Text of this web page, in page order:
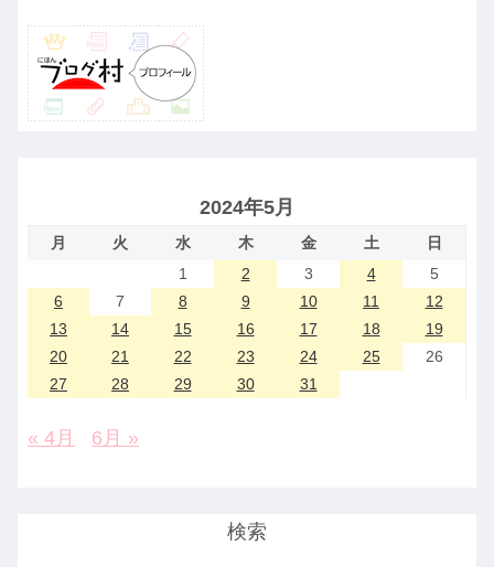
2024年5月
月 火 水 木 金 土
日
1
2 3 4
5
6
7 8 9 10 11
12
13
14 15 16 17 18
19
20
21 22 23 24 25
26
27
28 29 30 31
« 4月 6月 »
検索